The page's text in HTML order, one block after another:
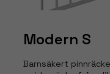
Modern S
Barnsäkert